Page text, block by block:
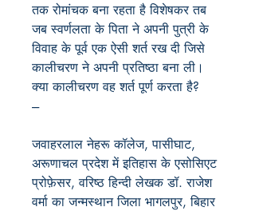
तक रोमांचक बना रहता है विशेषकर तब
जब स्वर्णलता के पिता ने अपनी पुत्री के
विवाह के पूर्व एक ऐसी शर्त रख दी जिसे
कालीचरण ने अपनी प्रतिष्ठा बना ली।
क्या कालीचरण वह शर्त पूर्ण करता है?
---
जवाहरलाल नेहरू कॉलेज, पासीघाट,
अरूणाचल प्रदेश में इतिहास के एसोसिएट
प्रोफ़ेसर, वरिष्ठ हिन्दी लेखक डॉ. राजेश
वर्मा का जन्मस्थान जिला भागलपुर, बिहार